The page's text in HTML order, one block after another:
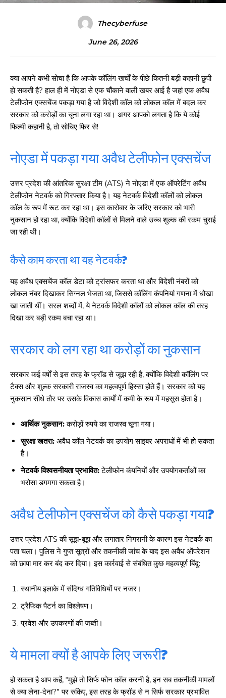
Thecyberfuse
June 26, 2026
क्या आपने कभी सोचा है कि आपके कॉलिंग खर्चों के पीछे कितनी बड़ी कहानी छुपी
हो सकती है? हाल ही में नोएडा से एक चौंकाने वाली खबर आई है जहां एक अवैध
टेलीफोन एक्सचेंज पकड़ा गया है जो विदेशी कॉल को लोकल कॉल में बदल कर
सरकार को करोड़ों का चूना लगा रहा था। अगर आपको लगता है कि ये कोई
फिल्मी कहानी है, तो सोचिए फिर से!
नोएडा में पकड़ा गया अवैध टेलीफोन एक्सचेंज
उत्तर प्रदेश की आंतरिक सुरक्षा टीम (ATS) ने नोएडा में एक ऑपरेटिंग अवैध
टेलीफोन नेटवर्क को गिरफ्तार किया है। यह नेटवर्क विदेशी कॉलों को लोकल
कॉल के रूप में रूट कर रहा था। इस कारोबार के जरिए सरकार को भारी
नुकसान हो रहा था, क्योंकि विदेशी कॉलों से मिलने वाले उच्च शुल्क की रकम चुराई
जा रही थी।
कैसे काम करता था यह नेटवर्क?
यह अवैध एक्सचेंज कॉल डेटा को ट्रांसफर करता था और विदेशी नंबरों को
लोकल नंबर दिखाकर सिग्नल भेजता था, जिससे कॉलिंग कंपनियां गणना में धोखा
खा जाती थीं। सरल शब्दों में, ये नेटवर्क विदेशी कॉलों को लोकल कॉल की तरह
दिखा कर बड़ी रकम बचा रहा था।
सरकार को लग रहा था करोड़ों का नुकसान
सरकार कई वर्षों से इस तरह के फ्रॉड से जूझ रही है, क्योंकि विदेशी कॉलिंग पर
टैक्स और शुल्क सरकारी राजस्व का महत्वपूर्ण हिस्सा होते हैं। सरकार को यह
नुकसान सीधे तौर पर उसके विकास कार्यों में कमी के रूप में महसूस होता है।
आर्थिक नुकसान:करोड़ों रुपये का राजस्व चूना गया।
सुरक्षा खतरा: अवैध कॉल नेटवर्क का उपयोग साइबर अपराधों में भी हो सकता
है।
नेटवर्क विश्वसनीयता प्रभावित:टेलीफोन कंपनियों और उपयोगकर्ताओं का
भरोसा डगमगा सकता है।
अवैध टेलीफोन एक्सचेंज को कैसे पकड़ा गया?
उत्तर प्रदेश ATS की सूझ-बूझ और लगातार निगरानी के कारण इस नेटवर्क का
पता चला। पुलिस ने गुप्त सूत्रों और तकनीकी जांच के बाद इस अवैध ऑपरेशन
को छापा मार कर बंद कर दिया। इस कार्रवाई से संबंधित कुछ महत्वपूर्ण बिंदु:
स्थानीय इलाके में संदिग्ध गतिविधियों पर नजर।
ट्रैफिक पैटर्न का विश्लेषण।
प्रवेश और उपकरणों की जब्ती।
ये मामला क्यों है आपके लिए जरूरी?
हो सकता है आप कहें, “मुझे तो सिर्फ फोन कॉल करनी है, इन सब तकनीकी मामलों
से क्या लेना-देना?” पर रुकिए, इस तरह के फ्रॉड से न सिर्फ सरकार प्रभावित